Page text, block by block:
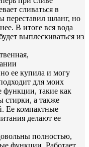
сливаться в
переставил шланг, но
В итоге вся вода
выплескиваться из
ее купила и могу
для моих
такие как
стирки, а также
Ее компактные
делают ее
полностью,
функции. Работает